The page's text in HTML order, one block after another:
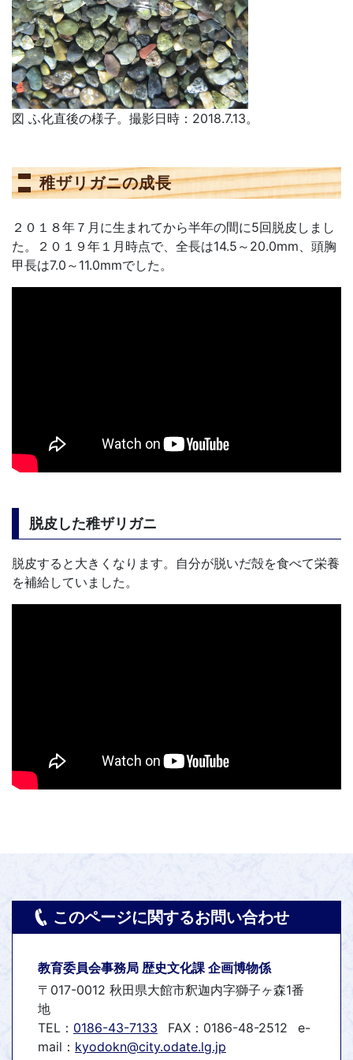
図 ふ化直後の様子。撮影日時：2018.7.13。
稚ザリガニの成長
２０１８年７月に生まれてから半年の間に5回脱皮しまし
た。２０１９年１月時点で、全長は14.5～20.0mm、頭胸
甲長は7.0～11.0mmでした。
脱皮した稚ザリガニ
脱皮すると大きくなります。自分が脱いだ殻を食べて栄養
を補給していました。
このページに関するお問い合わせ
教育委員会事務局 歴史文化課 企画博物係
〒017-0012 秋田県大館市釈迦内字獅子ヶ森1番
地
TEL： 0186-43-7133 FAX：0186-48-2512
e-
mail： kyodokn@city.odate.lg.jp